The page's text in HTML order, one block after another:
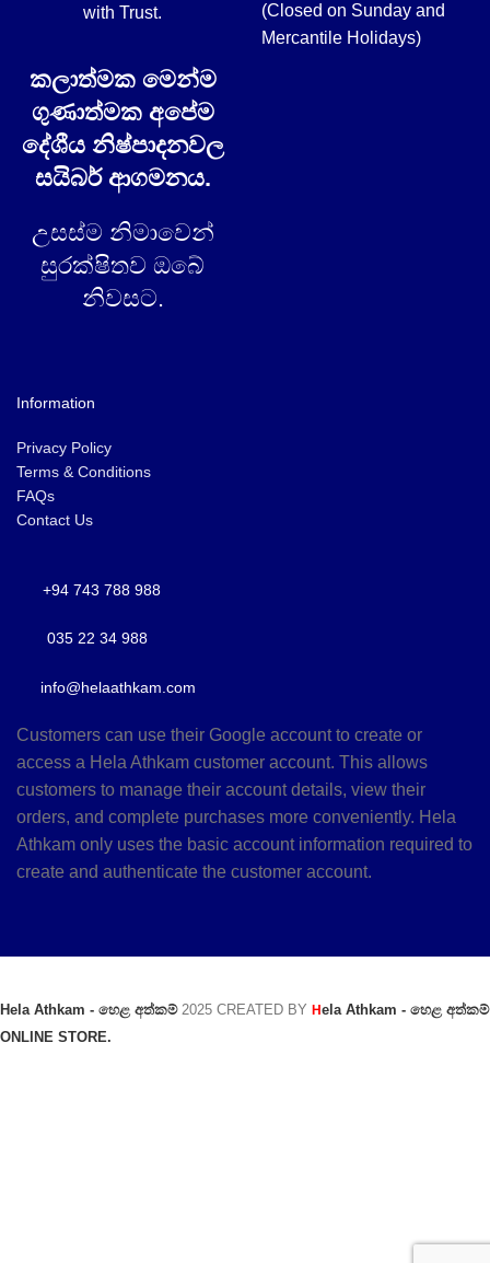
with Trust.
කලාත්මක මෙන්ම
ගුණාත්මක අපේම
දේශීය නිෂ්පාදනවල
සයිබර් ආගමනය.
උසස්ම නිමාවෙන්
සුරක්ෂිතව ඔබේ
නිවසට.
(Closed on Sunday and
Mercantile Holidays)
Information
Privacy Policy
Terms & Conditions
FAQs
Contact Us
+94 743 788 988
035 22 34 988
info@helaathkam.com
Customers can use their Google account to create or
access a Hela Athkam customer account. This allows
customers to manage their account details, view their
orders, and complete purchases more conveniently. Hela
Athkam only uses the basic account information required to
create and authenticate the customer account.
Hela Athkam - හෙළ අත්කම් 2025 CREATED BY Hela Athkam - හෙළ අත්කම්
ONLINE STORE.